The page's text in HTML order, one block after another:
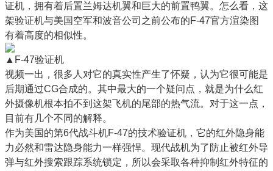
证机，拥有着后置兰姆达机翼和巨大的前置鸭翼。怎么看，这
架验证机与美国空军和波音公司之前公布的F-47官方渲染图
有着高度的相似性。
▲F-47验证机
视频一出，很多人对它的真实性产生了怀疑，认为它很可能是
后期通过CG合成的。其中最大的一个疑问点，就是为什么红
外摄像机根本拍不到这架飞机的尾部的热气流。对于这一点，
目前有几个不同的解释。
作为美国的第6代战斗机F-47的技术验证机，它的红外隐身能
力必然和雷达隐身能力一样强悍。现代战机为了防止被红外导
弹与红外搜索跟踪系统锁定，所以会采取各种抑制红外特征的